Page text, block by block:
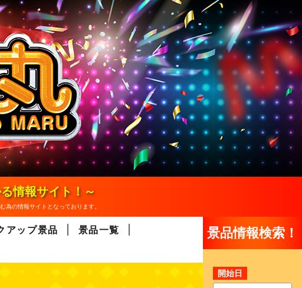
情報サイト！～
為の情報サイトとなっております。
アップ景品
景品一覧
景品情報検索！
開始日